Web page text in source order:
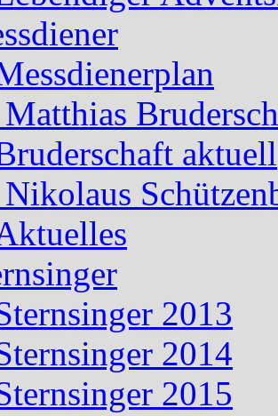
aktuell
2013
2014
2015